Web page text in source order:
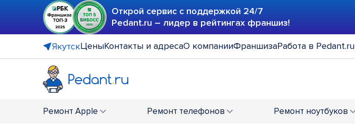
Открой сервис с поддержкой 24/7
Pedant.ru – лидер в рейтингах франшиз!
ЯкутскЦеныКонтакты и адресаО компанииФраншизаРабота в Pedant.ru
Ремонт Apple Ремонт телефонов Ремонт ноутбуков